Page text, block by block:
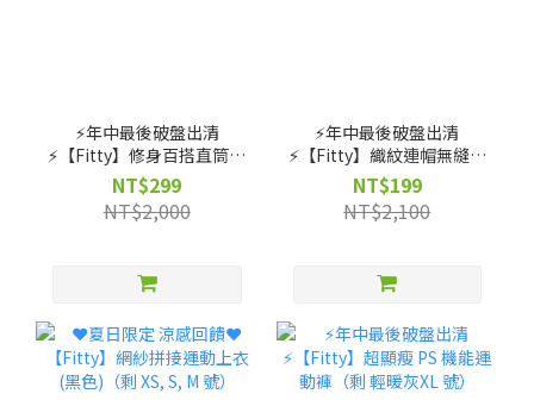
⚡️年中最後破盤出清
⚡️【Fitty】修身百搭直筒褲
（剩 XS, S, M, L, XL, 2XL
號）
NT$299
NT$2,000
⚡️年中最後破盤出清
⚡️【Fitty】織紋連帽無縫外
套-灰紫/灰黑（剩 XS 號）
NT$199
NT$2,100